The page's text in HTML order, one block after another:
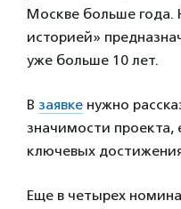
Москве больше
историей»
уже больше 10 лет.
В заявке нужно
значимости проекта,
ключевых
Еще в четырех